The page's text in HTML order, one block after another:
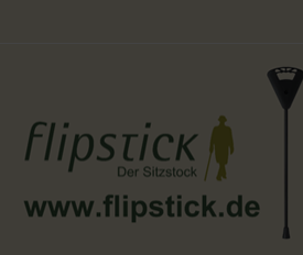
ALLES ANZEIGEN AUS FLIPSTICK STÖCKE